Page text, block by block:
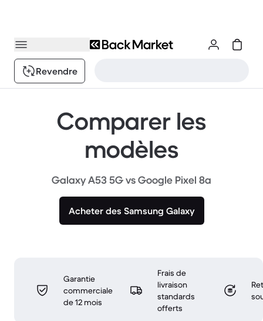
Revendre
Comparer les
modèles
Galaxy A53 5G vs Google Pixel 8a
Acheter des Samsung Galaxy
Garantie
commerciale
de 12 mois
Frais de
livraison
standards
offerts